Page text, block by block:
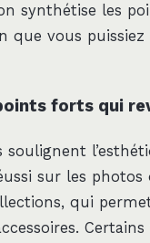
synthétise les
que vous
forts qui
soulignent
sur les photos
qui